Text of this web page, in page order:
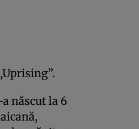
născut la 6